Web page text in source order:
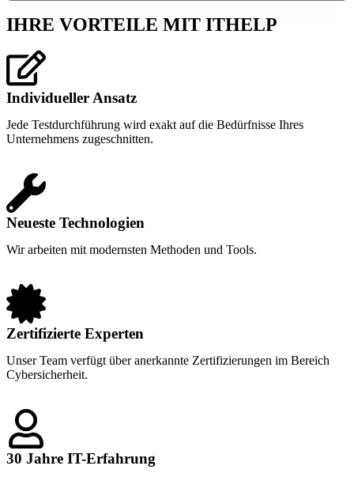
IHRE VORTEILE MIT ITHELP
Individueller Ansatz
Jede Testdurchführung wird exakt auf die Bedürfnisse Ihres
Unternehmens zugeschnitten.
Neueste Technologien
Wir arbeiten mit modernsten Methoden und Tools.
Zertifizierte Experten
Unser Team verfügt über anerkannte Zertifizierungen im Bereich
Cybersicherheit.
30 Jahre IT-Erfahrung